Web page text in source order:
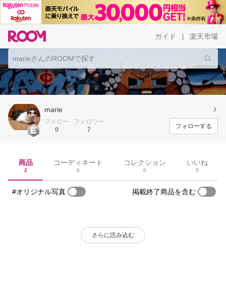
ガイド 楽天市場
marie
フォロー
0
フォロワー
7
フォローする
商品
2
コーディネート
0
コレクション
0
いいね
5
#オリジナル写真 掲載終了商品を含む
さらに読み込む